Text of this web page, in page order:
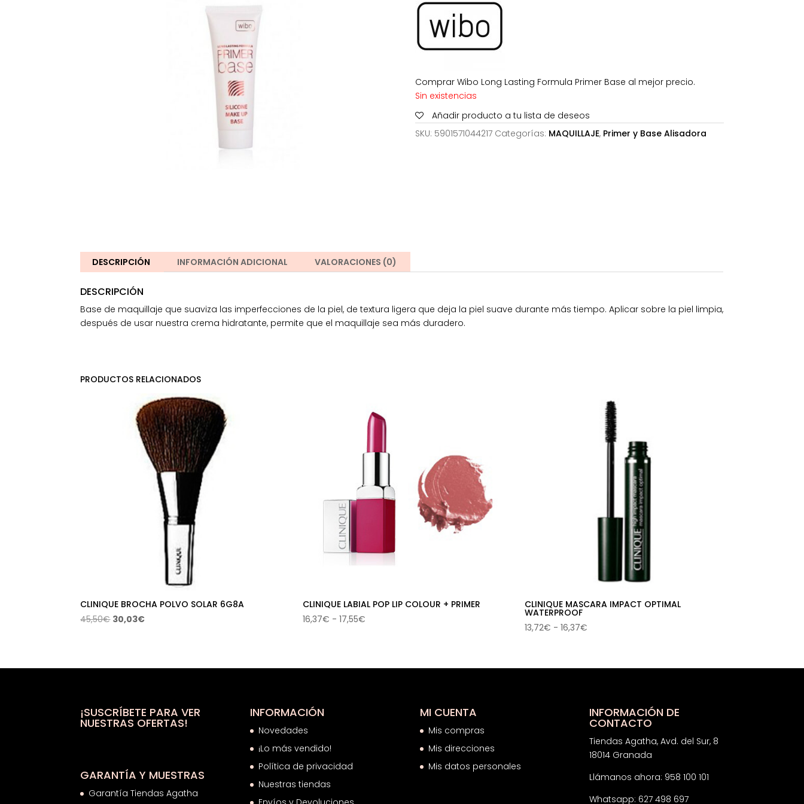
5,99€.
Comprar Wibo Long Lasting Formula Primer Base al mejor precio.
Sin existencias
Añadir producto a tu lista de deseos
SKU: 5901571044217 Categorías: MAQUILLAJE, Primer y Base Alisadora
DESCRIPCIÓN INFORMACIÓN ADICIONAL VALORACIONES (0)
DESCRIPCIÓN
Base de maquillaje que suaviza las imperfecciones de la piel, de textura ligera que deja la piel suave durante más tiempo. Aplicar sobre la piel limpia,
después de usar nuestra crema hidratante, permite que el maquillaje sea más duradero.
PRODUCTOS RELACIONADOS
CLINIQUE BROCHA POLVO SOLAR 6G8A
45,50€ El
30,03€El
CLINIQUE LABIAL POP LIP COLOUR + PRIMER
16,37€ - 17,55€Rango
CLINIQUE MASCARA IMPACT OPTIMAL
WATERPROOF
13,72€ - 16,37€
desde
16,37€
¡SUSCRÍBETE PARA VER
NUESTRAS OFERTAS!
GARANTÍA Y MUESTRAS
Garantía Tiendas Agatha
INFORMACIÓN
Novedades
¡Lo más vendido!
Política de privacidad
Nuestras tiendas
MI CUENTA
Mis compras
Mis direcciones
Mis datos personales
INFORMACIÓN DE
CONTACTO
Tiendas Agatha, Avd. del Sur, 8
18014 Granada
Llámanos ahora: 958 100 101
Whatsapp: 627 498 697